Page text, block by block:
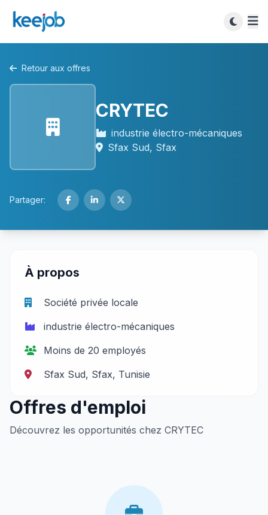
Retour aux offres
CRYTEC
industrie électro-mécaniques
Sfax Sud, Sfax
Partager:
À propos
Société privée locale
industrie électro-mécaniques
Moins de 20 employés
Sfax Sud, Sfax, Tunisie
Offres d'emploi
Découvrez les opportunités chez CRYTEC